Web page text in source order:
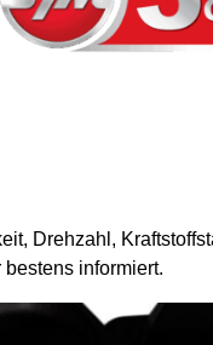
Drehzahl,
informiert.